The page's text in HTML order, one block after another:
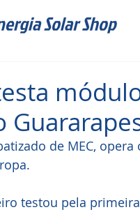
de MEC,
testou pela